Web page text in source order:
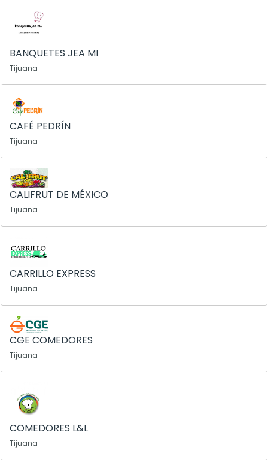
BANQUETES JEA MI
Tijuana
CAFÉ PEDRÍN
Tijuana
CALIFRUT DE MÉXICO
Tijuana
CARRILLO EXPRESS
Tijuana
CGE COMEDORES
Tijuana
COMEDORES L&L
Tijuana